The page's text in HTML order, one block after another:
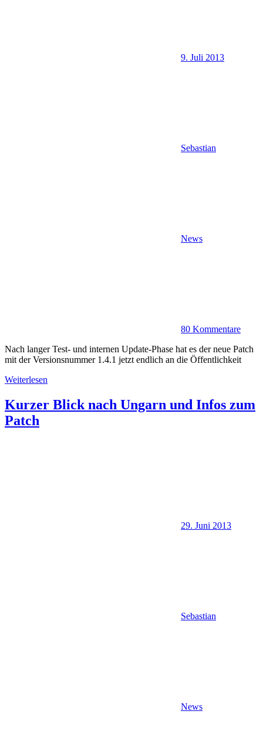
9. Juli 2013
Sebastian
News
80 Kommentare
Nach langer Test- und internen Update-Phase hat es der neue Patch
mit der Versionsnummer 1.4.1 jetzt endlich an die Öffentlichkeit
Weiterlesen
Kurzer Blick nach Ungarn und Infos zum
Patch
29. Juni 2013
Sebastian
News